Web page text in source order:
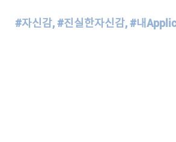
#자신감, #진실한자신감, #내